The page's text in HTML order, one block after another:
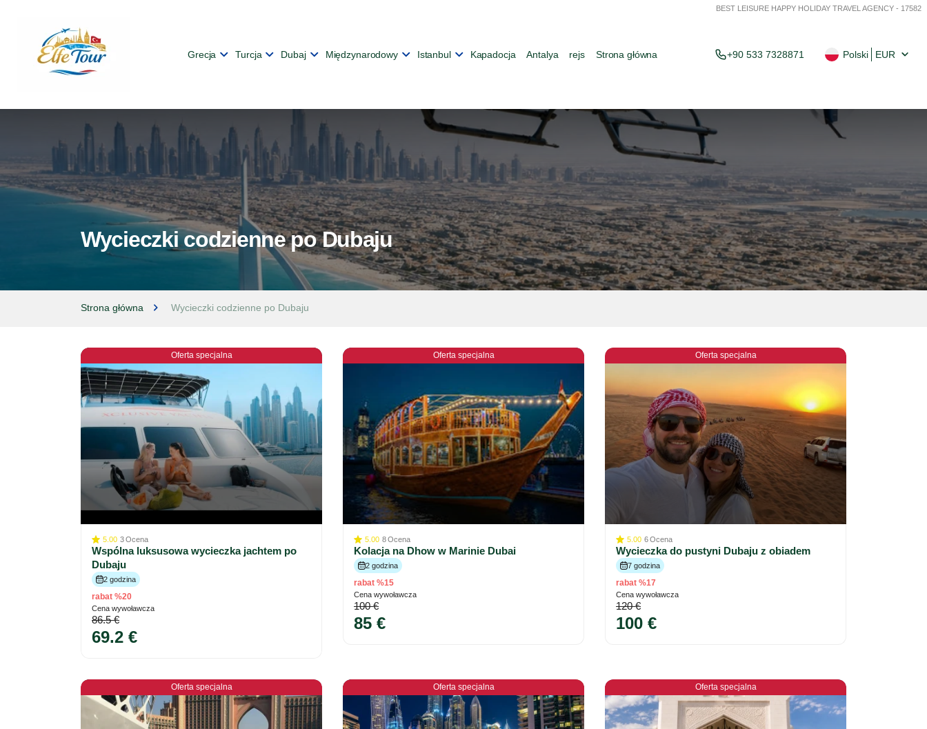
BEST LEISURE HAPPY HOLIDAY TRAVEL AGENCY - 17582
Grecja Turcja Dubaj Międzynarodowy Istanbul Kapadocja Antalya rejs Strona główna +90 533 7328871 Polski EUR
Wycieczki codzienne po Dubaju
Strona główna Wycieczki codzienne po Dubaju
Oferta specjalna
5.00 3Ocena
Wspólna luksusowa wycieczka jachtem po
Dubaju
2 godzina
rabat %20
Cena wywoławcza
86.5 €
69.2 €
Oferta specjalna
5.00 8Ocena
Kolacja na Dhow w Marinie Dubai
2 godzina
rabat %15
Cena wywoławcza
100 €
85 €
Oferta specjalna
5.00 6Ocena
Wycieczka do pustyni Dubaju z obiadem
7 godzina
rabat %17
Cena wywoławcza
120 €
100 €
Oferta specjalna Oferta specjalna Oferta specjalna